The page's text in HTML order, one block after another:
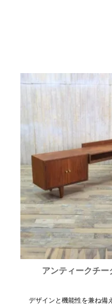
アンティークチ
デザインと機能性を兼ね備